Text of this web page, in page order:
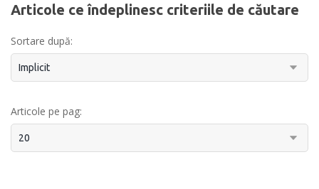
Articole ce îndeplinesc criteriile de căutare
Sortare după:
Articole pe pag: